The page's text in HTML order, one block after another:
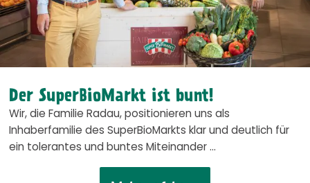
Der SuperBioMarkt ist bunt!
Wir, die Familie Radau, positionieren uns als
Inhaberfamilie des SuperBioMarkts klar und deutlich für
ein tolerantes und buntes Miteinander …